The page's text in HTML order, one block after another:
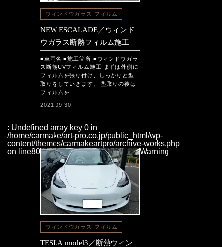
ウィンドウガラス フィルム
NEW ESCALADE／ウィンド
ウガラス断熱フィルム施工
■車両名 ■施工箇所 ■ウィンドウガラ
ス断熱UVフィルム施工 まずは外側に
フィルムを張り付け、しっかりと型
取りをしていきます。 型取りの後は
フィルムを…
2021.09.30
: Undefined array key 0 in
/home/carmake/art-pro.co.jp/public_html/wp-
content/themes/carmakeartpro/archive-works.php
on line80
ウィンドウガラス フィルム
TESLA model3／断熱ウィン
Warning